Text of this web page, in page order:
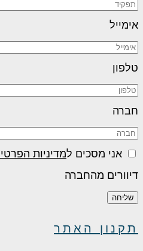
אני מסכים ל מדיניות
מהחברה
שליחה
האתר